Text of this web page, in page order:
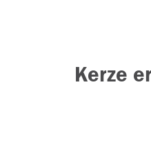
Kerze